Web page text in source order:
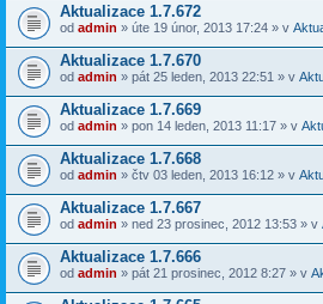
Aktualizace 1.7.672
od admin » úte 19 únor, 2013 17:24 » v
Aktualizace 1.7.670
od admin » pát 25 leden, 2013 22:51 » v
Aktualizace 1.7.669
od admin » pon 14 leden, 2013 11:17 » v
Aktualizace 1.7.668
od admin » čtv 03 leden, 2013 16:12 » v
Aktualizace 1.7.667
od admin » ned 23 prosinec, 2012 13:53 » v
Aktualizace 1.7.666
od admin » pát 21 prosinec, 2012 8:27 » v